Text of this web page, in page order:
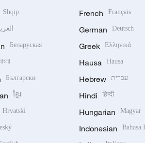
Shqip
Беларуская
Български
ខ្មែរ
Hrvatski
French Français
German Deutsch
Greek Ελληνικά
Hausa Hausa
Hebrew עברית
Hindi हिन्दी
Hungarian Magyar
Indonesian Bahasa